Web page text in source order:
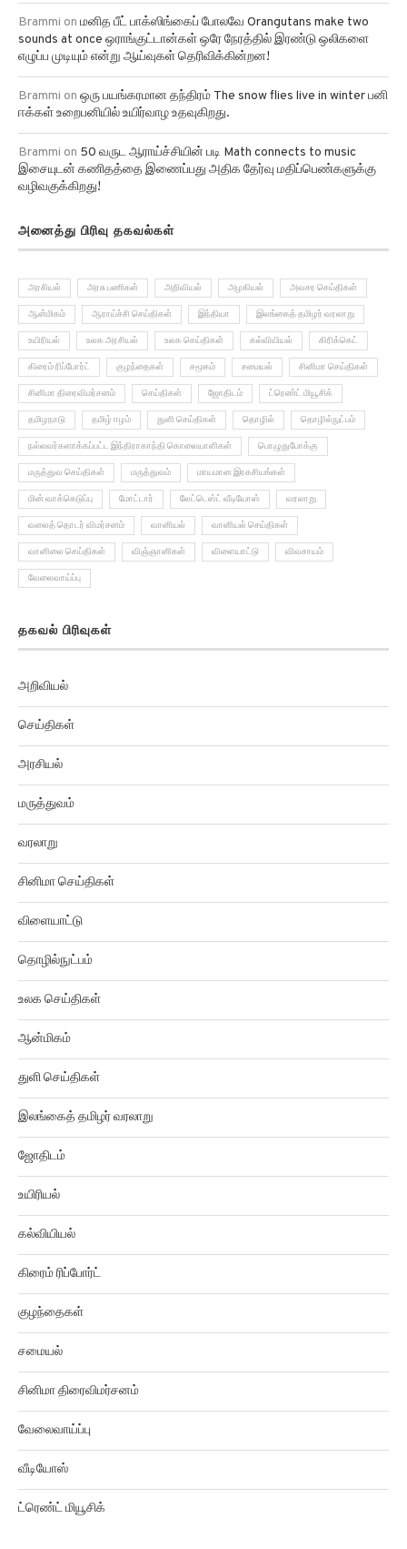
Brammi on மனித பீட் பாக்ஸிங்கைப் போலவே Orangutans make two
sounds at once ஒராங்குட்டான்கள் ஒரே நேரத்தில் இரண்டு ஒலிகளை
எழுப்ப முடியும் என்று ஆய்வுகள் தெரிவிக்கின்றன!
Brammi on ஒரு பயங்கரமான தந்திரம் The snow flies live in winter பனி
ஈக்கள் உறைபனியில் உயிர்வாழ உதவுகிறது.
Brammi on 50 வருட ஆராய்ச்சியின் படி Math connects to music
இசையுடன் கணிதத்தை இணைப்பது அதிக தேர்வு மதிப்பெண்களுக்கு
வழிவகுக்கிறது!
அனைத்து பிரிவு தகவல்கள்
அரசியல் அரசு பணிகள் அறிவியல் அழகியல் அவசர செய்திகள்
ஆன்மிகம் ஆராய்ச்சி செய்திகள் இந்தியா இலங்கைத் தமிழர் வரலாறு
உயிரியல் உலக அரசியல் உலக செய்திகள் கல்வியியல் கிரிக்கெட்
கிரைம் ரிப்போர்ட் குழந்தைகள் சமூகம் சமையல் சினிமா செய்திகள்
சினிமா திரைவிமர்சனம் செய்திகள் ஜோதிடம் ட்ரெண்ட் மியூசிக்
தமிழநாடு தமிழ் ஈழம் துளி செய்திகள் தொழில் தொழில்நுட்பம்
நல்லவர்களாக்கப்பட்ட இந்திராகாந்தி கொலையாளிகள் பொழுதுபோக்கு
மருத்துவ செய்திகள் மருத்துவம் மாயமான இரகசியங்கள்
மின் வாக்கெடுப்பு மோட்டார் லேட்டெஸ்ட் வீடியோஸ் வரலாறு
வலைத் தொடர் விமர்சனம் வானியல் வானியல் செய்திகள்
வானிலை செய்திகள் விஞ்ஞானிகள் விளையாட்டு விவசாயம்
வேலைவாய்ப்பு
தகவல் பிரிவுகள்
அறிவியல்
செய்திகள்
அரசியல்
மருத்துவம்
வரலாறு
சினிமா செய்திகள்
விளையாட்டு
தொழில்நுட்பம்
உலக செய்திகள்
ஆன்மிகம்
துளி செய்திகள்
இலங்கைத் தமிழர் வரலாறு
ஜோதிடம்
உயிரியல்
கல்வியியல்
கிரைம் ரிப்போர்ட்
குழந்தைகள்
சமையல்
சினிமா திரைவிமர்சனம்
வேலைவாய்ப்பு
வீடியோஸ்
ட்ரெண்ட் மியூசிக்